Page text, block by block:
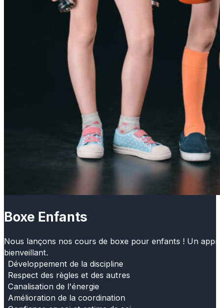
Boxe Enfants
Nous lançons nos cours de boxe pour enfants ! Un
bienveillant.
Développement de la discipline
Respect des règles et des autres
Canalisation de l'énergie
Amélioration de la coordination